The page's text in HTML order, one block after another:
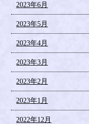
2023年6月
2023年5月
2023年4月
2023年3月
2023年2月
2023年1月
2022年12月